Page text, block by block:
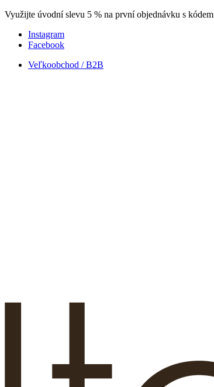
Využijte úvodní slevu 5 % na první objednávku s kódem
Instagram
Facebook
Veľkoobchod / B2B